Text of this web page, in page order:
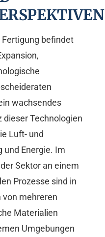
befindet
wachsendes
dieser Technologien
Luft- und
und Energie. Im
Sektor an einem
Prozesse sind in
von mehreren
Materialien
Umgebungen